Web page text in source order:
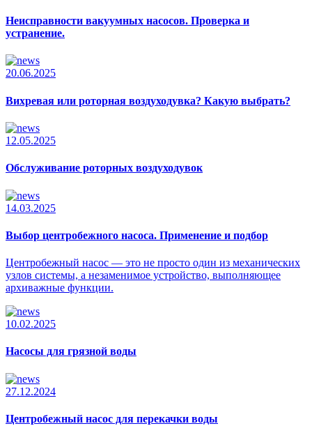
Неисправности вакуумных насосов. Проверка и
устранение.
20.06.2025
Вихревая или роторная воздуходувка? Какую выбрать?
12.05.2025
Обслуживание роторных воздуходувок
14.03.2025
Выбор центробежного насоса. Применение и подбор
Центробежный насос — это не просто один из механических
узлов системы, а незаменимое устройство, выполняющее
архиважные функции.
10.02.2025
Насосы для грязной воды
27.12.2024
Центробежный насос для перекачки воды